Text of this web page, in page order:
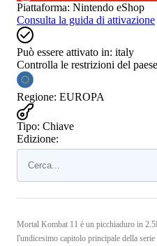
Piattaforma: Nintendo eShop
Consulta la guida di attivazione
Può essere attivato in: italy
Controlla le restrizioni del paese
Regione: EUROPA
Tipo: Chiave
Edizione:
Mortal Kombat 11 è un picchiaduro in
l'undicesimo capitolo principale della